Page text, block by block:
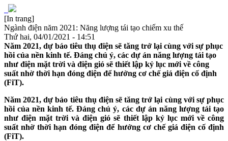
[In trang]
Ngành điện năm 2021: Năng lượng tái tạo chiếm xu thế
Thứ hai, 04/01/2021 - 14:51
Năm 2021, dự báo tiêu thụ điện sẽ tăng trở lại cùng với sự phục
hồi của nền kinh tế. Đáng chú ý, các dự án năng lượng tái tạo
như điện mặt trời và điện gió sẽ thiết lập kỷ lục mới về công
suất nhờ thời hạn đóng điện để hưởng cơ chế giá điện cố định
(FiT).
Năm 2021, dự báo tiêu thụ điện sẽ tăng trở lại cùng với sự phục
hồi của nền kinh tế. Đáng chú ý, các dự án năng lượng tái tạo
như điện mặt trời và điện gió sẽ thiết lập kỷ lục mới về công
suất nhờ thời hạn đóng điện để hưởng cơ chế giá điện cố định
(FiT).